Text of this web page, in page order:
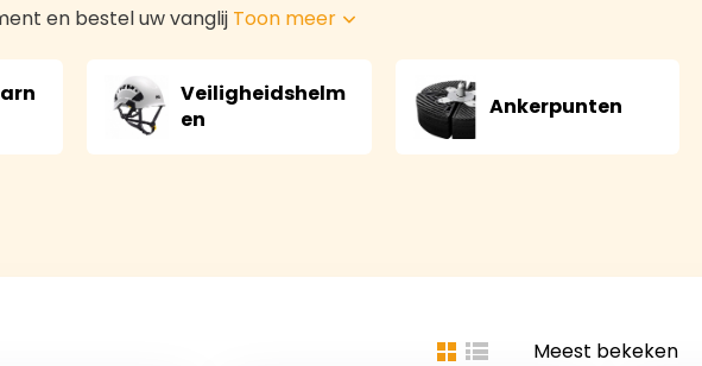
en bestel uw vanglij Toon meer
Veiligheidshelm
en
Ankerpunten
Meest bekeken